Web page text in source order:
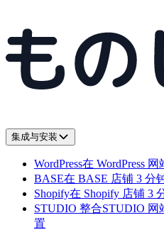
集成与安装
WordPress在 WordPress
BASE在 BASE 店铺 3 分
Shopify在 Shopify 店铺 3
STUDIO 整合STUDIO 网
置